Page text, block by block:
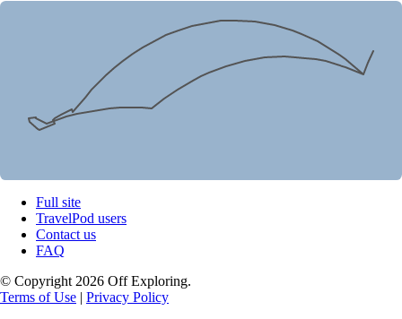
Full site
TravelPod users
Contact us
FAQ
© Copyright 2026 Off Exploring.
Terms of Use | Privacy Policy